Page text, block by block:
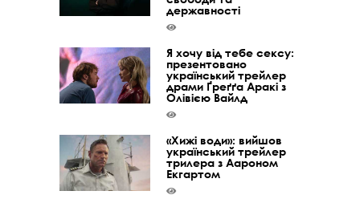
державності
Я хочу від тебе сексу:
презентовано
український трейлер
драми Ґреґґа Аракі з
Олівією Вайлд
«Хижі води»: вийшов
український трейлер
трилера з Аароном
Екгартом